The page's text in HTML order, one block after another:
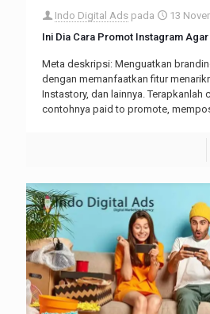
Indo Digital Ads pada
13
Ini Dia Cara Promot Instagram
Meta deskripsi: Menguatkan
dengan memanfaatkan fitur
Instastory, dan lainnya. Terapkanlah
contohnya paid to promote,